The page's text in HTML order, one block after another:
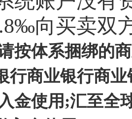
向买卖双
按体系捆绑的
行商业银行商
金使用;汇至全